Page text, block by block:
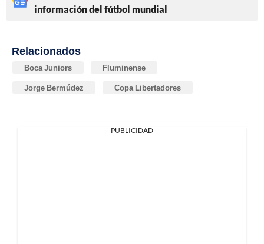
información del fútbol mundial
Relacionados
Boca Juniors Fluminense
Jorge Bermúdez Copa Libertadores
PUBLICIDAD